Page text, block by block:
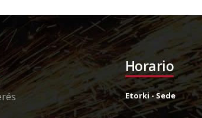
Horario
Etorki - Sede